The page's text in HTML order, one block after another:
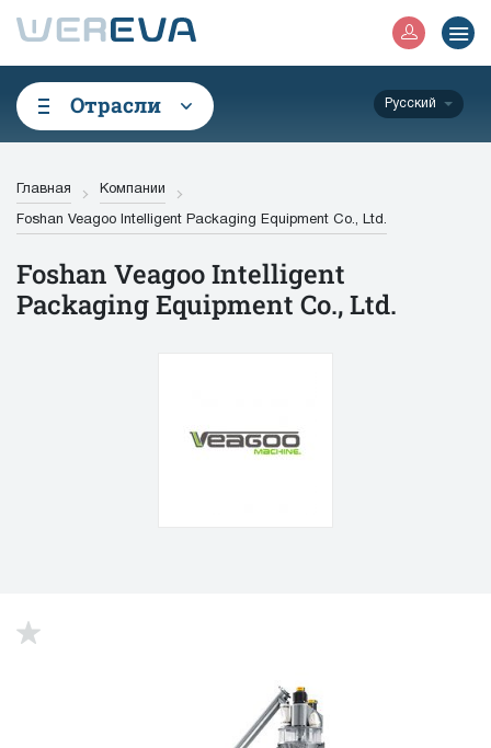
Отрасли Русский
Главная Компании
Foshan Veagoo Intelligent Packaging Equipment Co., Ltd.
Foshan Veagoo Intelligent
Packaging Equipment Co., Ltd.